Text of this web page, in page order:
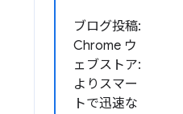
ブログ投稿:
Chrome ウ
ェブストア:
よりスマー
トで迅速な